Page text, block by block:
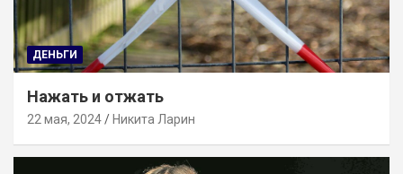
ДЕНЬГИ
Нажать и отжать
22 мая, 2024 Никита Ларин